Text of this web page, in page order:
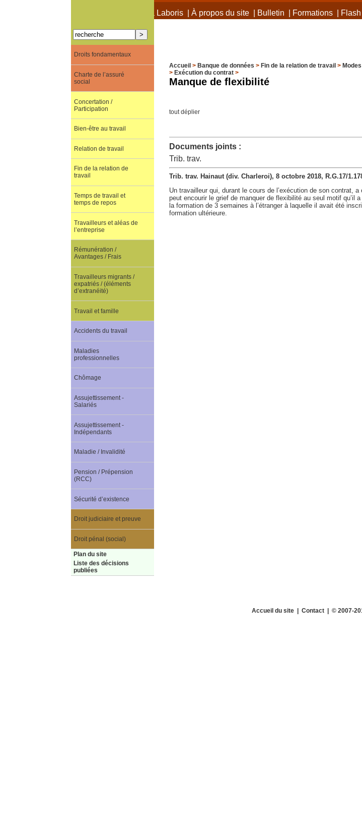
À propos de Terra Laboris| À propos du site| Bulletin Formations|
Accueil > Banque de données > Fin de la relation de travail >
> Exécution du contrat>
Manque de flexibilité
tout déplier
Documents joints :
Trib. trav.
Trib. trav. Hainaut (div. Charleroi), 8 octobre 2018, R.G.17/
Un travailleur qui, durant le cours de l’exécution de son contrat,
peut encourir le grief de manquer de flexibilité au seul motif qu’il
la formation de 3 semaines à l’étranger à laquelle il avait été
formation ultérieure.
Droits fondamentaux
Charte de l’assuré
social
Concertation /
Participation
Bien-être au travail
Relation de travail
Fin de la relation de
travail
Temps de travail et
temps de repos
Travailleurs et aléas de
l’entreprise
Rémunération /
Avantages / Frais
Travailleurs migrants /
expatriés / (éléments
d’extranéité)
Travail et famille
Accidents du travail
Maladies
professionnelles
Chômage
Assujettissement -
Salariés
Assujettissement -
Indépendants
Maladie / Invalidité
Pension / Prépension
(RCC)
Sécurité d’existence
Droit judiciaire et preuve
Droit pénal (social)
Plan du site
Liste des décisions
publiées
Accueil du site| Contact| © 2007-